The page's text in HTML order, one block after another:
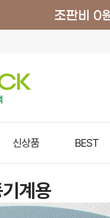
신상품 BEST
계용